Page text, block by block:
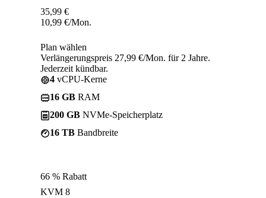
35,99 €
10,99 €/Mon.
Plan wählen
Verlängerungspreis 27,99 €/Mon. für 2 Jahre.
Jederzeit kündbar.
4 vCPU-Kerne
16 GB RAM
200 GB NVMe-Speicherplatz
16 TB Bandbreite
66 % Rabatt
KVM 8